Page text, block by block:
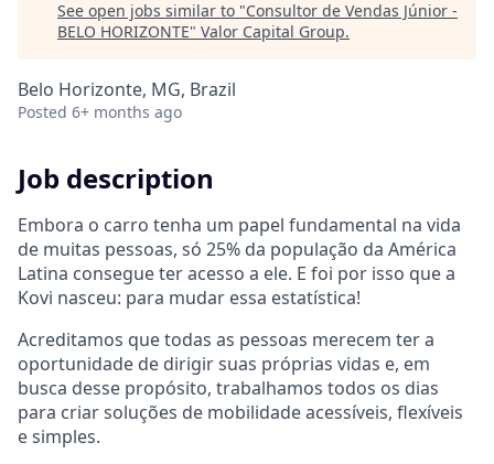
See open jobs similar to "Consultor de Vendas Júnior -
BELO HORIZONTE" Valor Capital Group.
Belo Horizonte, MG, Brazil
Posted 6+ months ago
Job description
Embora o carro tenha um papel fundamental na vida
de muitas pessoas, só 25% da população da América
Latina consegue ter acesso a ele. E foi por isso que a
Kovi nasceu: para mudar essa estatística!
Acreditamos que todas as pessoas merecem ter a
oportunidade de dirigir suas próprias vidas e, em
busca desse propósito, trabalhamos todos os dias
para criar soluções de mobilidade acessíveis, flexíveis
e simples.